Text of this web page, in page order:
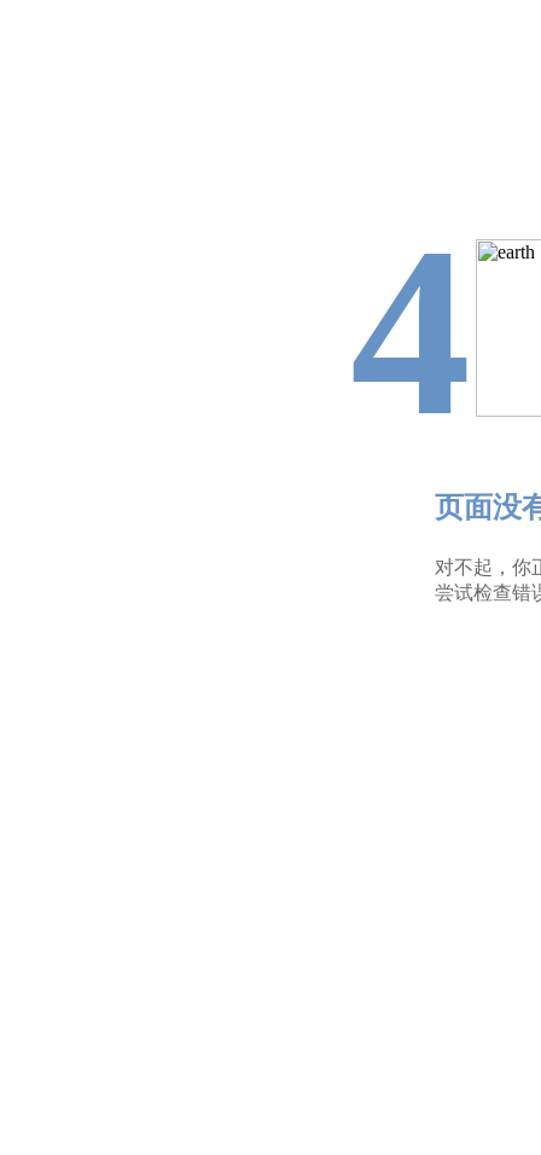
4
页面没
对不起，你
尝试检查